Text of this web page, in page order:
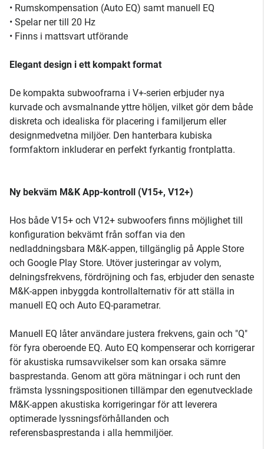
• Rumskompensation (Auto EQ) samt manuell EQ
• Spelar ner till 20 Hz
• Finns i mattsvart utförande
Elegant design i ett kompakt format
De kompakta subwoofrarna i V+-serien erbjuder nya
kurvade och avsmalnande yttre höljen, vilket gör dem både
diskreta och idealiska för placering i familjerum eller
designmedvetna miljöer. Den hanterbara kubiska
formfaktorn inkluderar en perfekt fyrkantig frontplatta.
Ny bekväm M&K App-kontroll (V15+, V12+)
Hos både V15+ och V12+ subwoofers finns möjlighet till
konfiguration bekvämt från soffan via den
nedladdningsbara M&K-appen, tillgänglig på Apple Store
och Google Play Store. Utöver justeringar av volym,
delningsfrekvens, fördröjning och fas, erbjuder den senaste
M&K-appen inbyggda kontrollalternativ för att ställa in
manuell EQ och Auto EQ-parametrar.
Manuell EQ låter användare justera frekvens, gain och "Q"
för fyra oberoende EQ. Auto EQ kompenserar och korrigerar
för akustiska rumsavvikelser som kan orsaka sämre
basprestanda. Genom att göra mätningar i och runt den
främsta lyssningspositionen tillämpar den egenutvecklade
M&K-appen akustiska korrigeringar för att leverera
optimerade lyssningsförhållanden och
referensbasprestanda i alla hemmiljöer.